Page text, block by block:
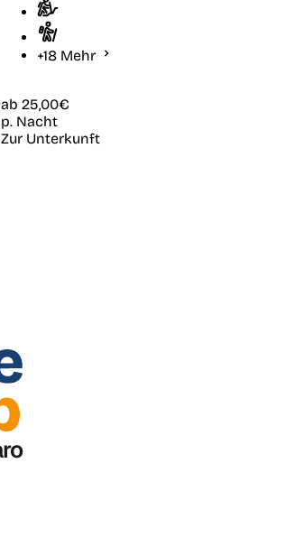
+18 Mehr
ab 25,00€
p. Nacht
Zur Unterkunft